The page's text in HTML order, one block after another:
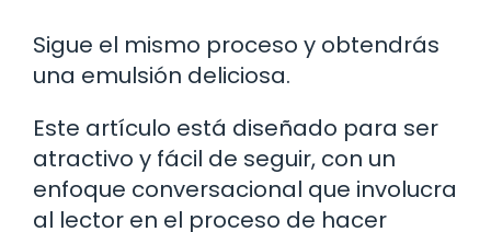
Sigue el mismo proceso y obtendrás
una emulsión deliciosa.
Este artículo está diseñado para ser
atractivo y fácil de seguir, con un
enfoque conversacional que involucra
al lector en el proceso de hacer